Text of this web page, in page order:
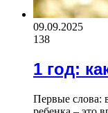
09.09.2025
138
1 год:
Первые слова: